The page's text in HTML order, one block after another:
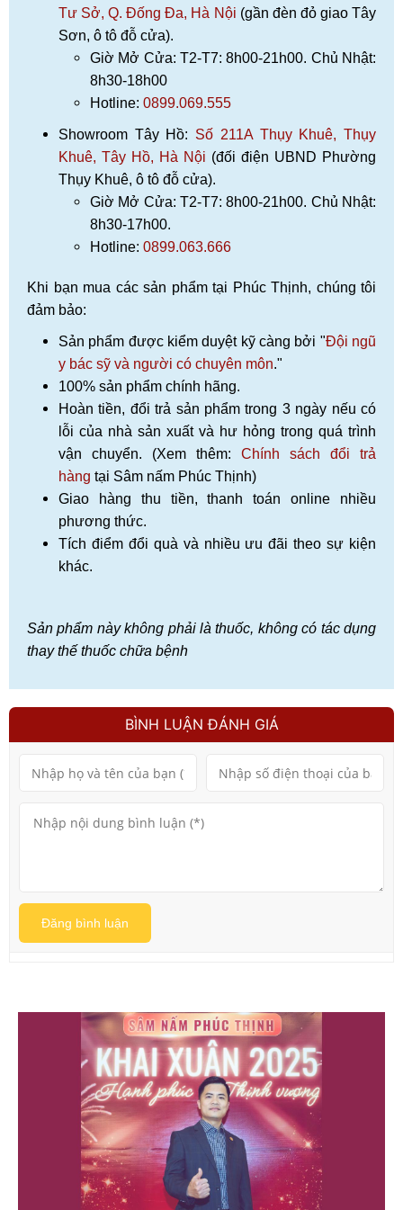
Tư Sở, Q. Đống Đa, Hà Nội (gần đèn đỏ giao Tây
Sơn, ô tô đỗ cửa).
Giờ Mở Cửa: T2-T7: 8h00-21h00. Chủ Nhật:
8h30-18h00
Hotline: 0899.069.555
Showroom Tây Hồ: Số 211A Thụy Khuê, Thụy
Khuê, Tây Hồ, Hà Nội (đối điện UBND Phường
Thụy Khuê, ô tô đỗ cửa).
Giờ Mở Cửa: T2-T7: 8h00-21h00. Chủ Nhật:
8h30-17h00.
Hotline: 0899.063.666
Khi bạn mua các sản phẩm tại Phúc Thịnh, chúng tôi
đảm bảo:
Sản phẩm được kiểm duyệt kỹ càng bởi "Đội ngũ
y bác sỹ và người có chuyên môn."
100% sản phẩm chính hãng.
Hoàn tiền, đổi trả sản phẩm trong 3 ngày nếu có
lỗi của nhà sản xuất và hư hỏng trong quá trình
vận chuyển. (Xem thêm: Chính sách đổi trả
hàng tại Sâm nấm Phúc Thịnh)
Giao hàng thu tiền, thanh toán online nhiều
phương thức.
Tích điểm đổi quà và nhiều ưu đãi theo sự kiện
khác.
Sản phẩm này không phải là thuốc, không có tác dụng
thay thế thuốc chữa bệnh
BÌNH LUẬN ĐÁNH GIÁ
Đăng bình luận